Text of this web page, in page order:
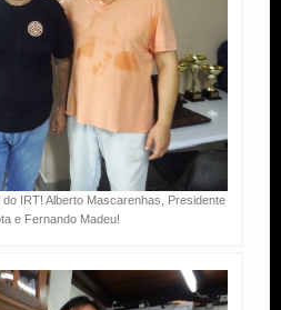
IRT! Alberto Mascarenhas, Presidente
e Fernando Madeu!